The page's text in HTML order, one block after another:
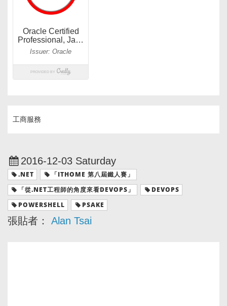
工商服務
2016-12-03 Saturday
.NET
「ITHOME 第八屆鐵人賽」
「從.NET工程師的角度來看DEVOPS」
DEVOPS
POWERSHELL
PSAKE
張貼者： Alan Tsai